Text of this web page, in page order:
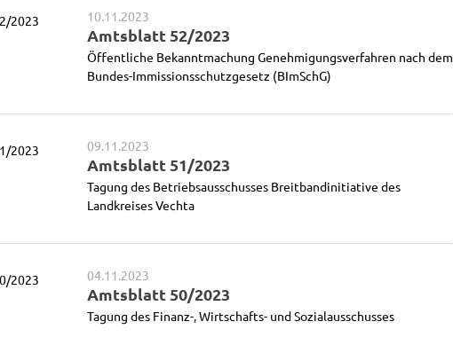
10.11.2023
Amtsblatt 52/2023
Öffentliche Bekanntmachung Genehmigungsverfahren nach dem
Bundes-Immissionsschutzgesetz (BImSchG)
09.11.2023
Amtsblatt 51/2023
Tagung des Betriebsausschusses Breitbandinitiative des
Landkreises Vechta
04.11.2023
Amtsblatt 50/2023
Tagung des Finanz-, Wirtschafts- und Sozialausschusses